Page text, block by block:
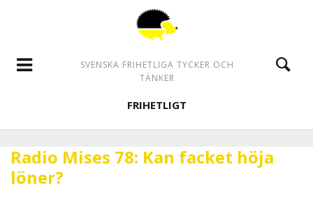
SVENSKA FRIHETLIGA TYCKER OCH
TÄNKER
FRIHETLIGT
Radio Mises 78: Kan facket höja
löner?